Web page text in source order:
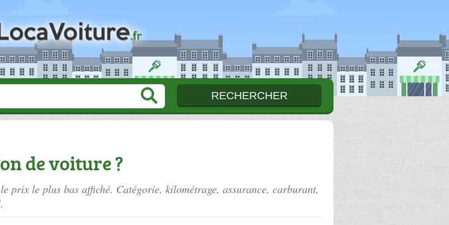
de voiture ?
prix le plus bas affiché. Catégorie, kilométrage, assurance, carburant,